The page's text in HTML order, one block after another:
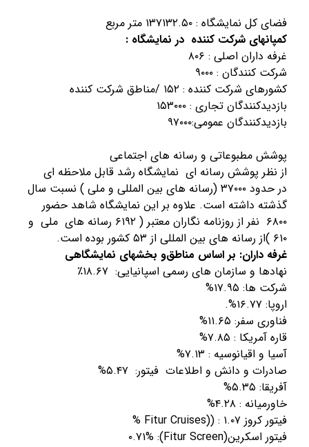
فضای کل نمایشگاه : ۱۳۷۱۳۲.۵۰ متر مربع
کمپانهای شرکت کننده در نمایشگاه :
غرفه داران اصلی : ۸۰۶
شرکت کنندگان : ۹۰۰۰
ﮐﺸﻮرﻫﺎی شرکت کننده : ۱۵۲ /ﻣﻨﺎﻃﻖ ﺷﺮﮐﺖ ﮐﻨﻨﺪه
ﺑﺎزدﯾﺪﮐﻨﻨﺪﮔﺎن ﺗﺠﺎری : ۱۵۳۰۰۰
ﺑﺎزدﯾﺪﮐﻨﻨﺪﮔﺎن ﻋﻤﻮﻣﯽ:۹۷۰۰۰
ﭘﻮﺷﺶ ﻣﻄﺒﻮﻋﺎﺗﯽ و رﺳﺎﻧﻪ ﻫﺎی اﺟﺘﻤﺎﻋﯽ
از نظر پوشش رسانه ای نمایشگاه رشد قابل ملاحظه ای
در حدود ۳۷۰۰۰ (رسانه های بین المللی و ملی ) نسبت سال
گذشته داشته است. علاوه بر این نمایشگاه شاهد حضور
۶۸۰۰ نفر از روزنامه نگاران معتبر ( ۶۱۹۲ رسانه های ملی و
۶۱۰ )از رسانه های بین المللی از ۵۳ کشور بوده است.
غرفه داران: ﺑﺮ اﺳﺎس ﻣﻨﺎﻃﻖو بخشهای ﻧﻤﺎﯾﺸﮕﺎﻫﯽ
ﻧﻬﺎدﻫﺎ و ﺳﺎزﻣﺎن ﻫﺎی رﺳﻤﯽ اﺳﭙﺎﻧﯿﺎﯾﯽ: ۱۸.۶۷٪
ﺷﺮﮐﺖ ﻫﺎ: ۱۷.۹۵%
اروﭘﺎ: ۱۶.۷۷%.
ﻓﻨﺎوری ﺳﻔﺮ: ۱۱.۶۵%
قاره آمریکا : ۷.۸۵%
آسیا و اقیانوسیه : ۷.۱۳%
صادرات و دانش و اطلاعات فیتور: ۵.۴۷%
آفریقا: ۵.۳۵%
خاورمیانه : ۴.۲۸%
فیتور کروز Fitur Cruises)) : ۱.۰۷ %
فیتور اسکرین(Fitur Screen): ۰.۷۱%